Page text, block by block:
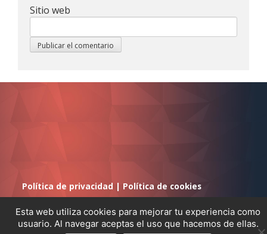
Sitio web
Política de privacidad | Política de cookies
Esta web utiliza cookies para mejorar tu experiencia como
usuario. Al navegar aceptas el uso que hacemos de ellas.